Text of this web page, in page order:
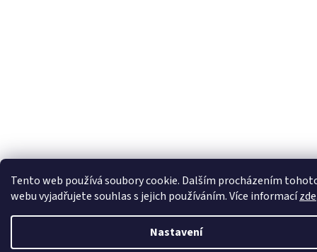
Tento web používá soubory cookie. Dalším procházením
webu vyjadřujete souhlas s jejich používáním. Více informacízde
Nastavení